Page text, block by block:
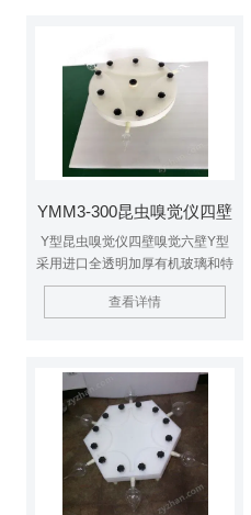
YMM3-300昆虫嗅觉仪四壁
Y型昆虫嗅觉仪四壁嗅觉六壁Y型
采用进口全透明加厚有机玻璃和特
富龙材料制作，一次成型密封性能
好，可定做多个抽气孔，或定做多
查看详情